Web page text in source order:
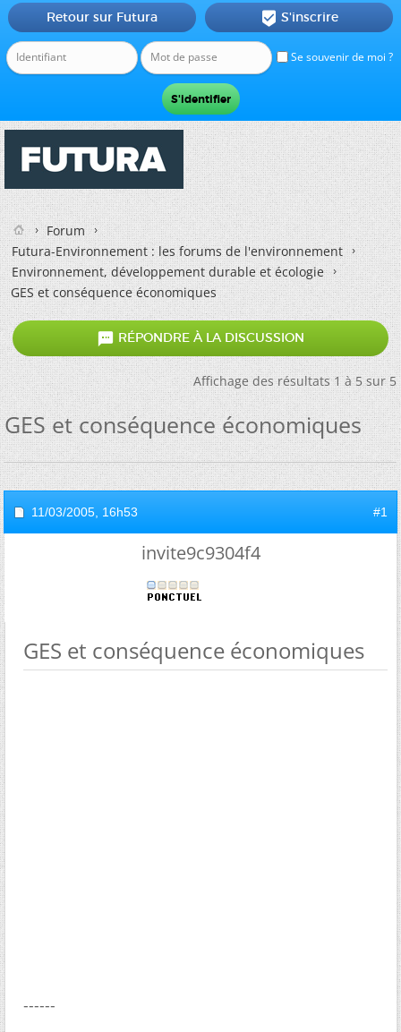
Se souvenir de moi ?
Retour sur Futura  S'inscrire
Forum
Futura-Environnement : les forums de l'environnement
Environnement, développement durable et écologie
GES et conséquence économiques
 RÉPONDRE À LA DISCUSSION
Affichage des résultats 1 à 5 sur 5
GES et conséquence économiques
11/03/2005, 16h53 #1
invite9c9304f4
GES et conséquence économiques
------